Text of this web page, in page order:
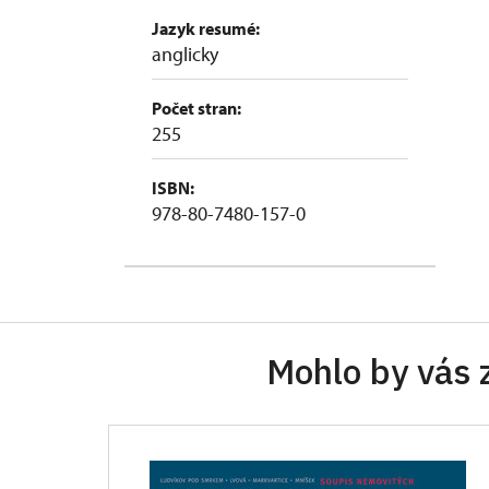
Jazyk resumé:
anglicky
Počet stran:
255
ISBN:
978-80-7480-157-0
Mohlo by vás